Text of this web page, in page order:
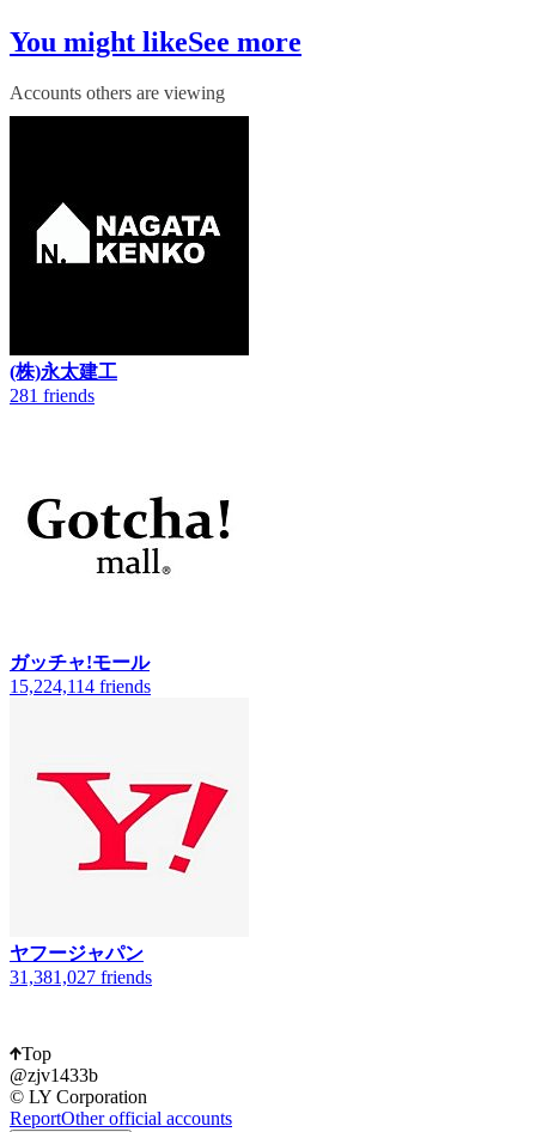
You might likeSee more
Accounts others are viewing
(株)永太建工
281 friends
ガッチャ!モール
15,224,114 friends
ヤフージャパン
31,381,027 friends
Top
@zjv1433b
© LY Corporation
ReportOther official accounts